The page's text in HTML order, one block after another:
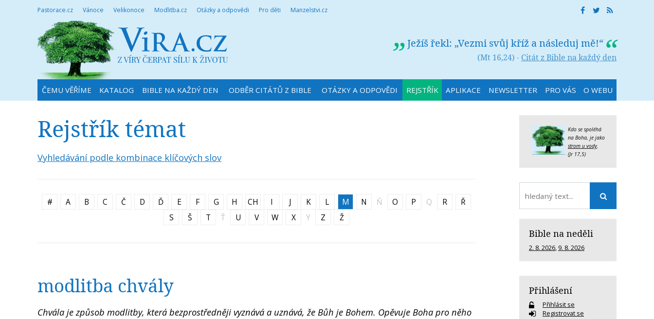
Pastorace.cz Vánoce Velikonoce Modlitba.cz Otázky a odpovědi Pro děti Manzelstvi.cz
Ježíš řekl: „Vezmi svůj kříž a následuj mě!“
(Mt 16,24) - Citát z Bible na každý den
ČEMU VĚŘÍME KATALOG BIBLE NA KAŽDÝ DEN ODBĚR CITÁTŮ Z BIBLE OTÁZKY A ODPOVĚDI REJSTŘÍK APLIKACE NEWSLETTER PRO VÁS O WEBU
Rejstřík témat
Vyhledávání podle kombinace klíčových slov
# A B C Č D Ď E F G H CH I J K L M N Ň O P Q R
Ř
S
Š T Ť U V W X Y Z Ž
modlitba chvály
Chvála je způsob modlitby, která bezprostředněji vyznává a uznává, že Bůh je Bohem. Opěvuje Boha pro něho
Kdo se spoléhá
na Boha, je jako
strom u vody.
(Jr 17,5)
Bible na neděli
2. 8. 2026, 9. 8. 2026
Přihlášení
Přihlásit se
Registrovat se